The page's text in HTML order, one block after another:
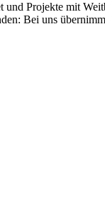
und Projekte mit
Bei uns